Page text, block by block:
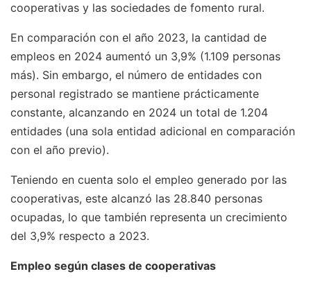
cooperativas y las sociedades de fomento rural.
En comparación con el año 2023, la cantidad de
empleos en 2024 aumentó un 3,9% (1.109 personas
más). Sin embargo, el número de entidades con
personal registrado se mantiene prácticamente
constante, alcanzando en 2024 un total de 1.204
entidades (una sola entidad adicional en comparación
con el año previo).
Teniendo en cuenta solo el empleo generado por las
cooperativas, este alcanzó las 28.840 personas
ocupadas, lo que también representa un crecimiento
del 3,9% respecto a 2023.
Empleo según clases de cooperativas